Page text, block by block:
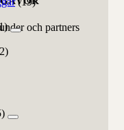
och partners